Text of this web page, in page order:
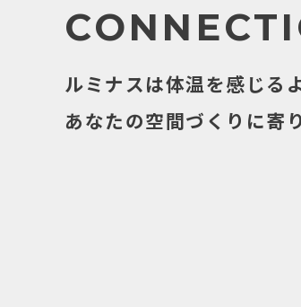
ルミナスは体温を感じる
あなたの空間づくりに寄